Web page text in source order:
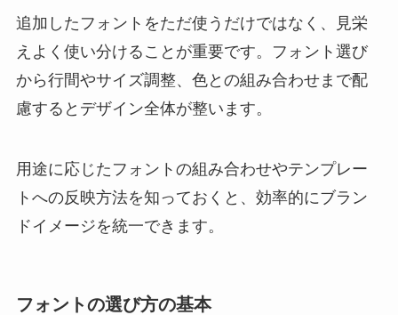
追加したフォントをただ使うだけではなく、見栄
えよく使い分けることが重要です。フォント選び
から行間やサイズ調整、色との組み合わせまで配
慮するとデザイン全体が整います。
用途に応じたフォントの組み合わせやテンプレー
トへの反映方法を知っておくと、効率的にブラン
ドイメージを統一できます。
フォントの選び方の基本